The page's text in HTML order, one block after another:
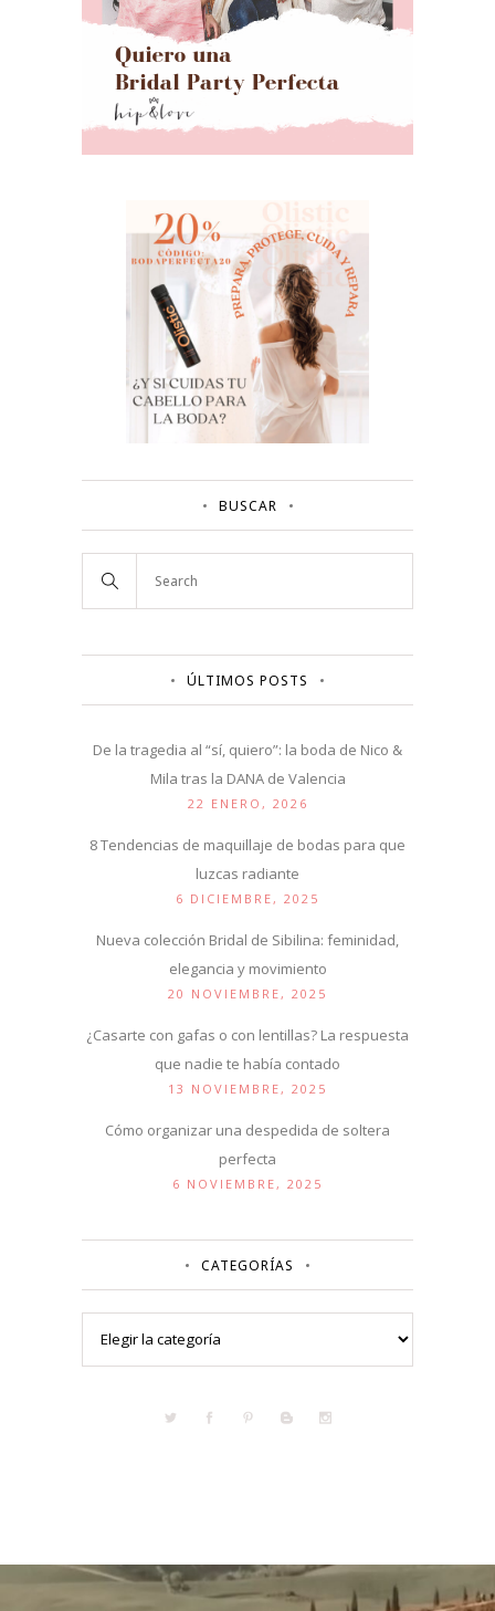
BUSCAR
ÚLTIMOS POSTS
De la tragedia al “sí, quiero”: la boda de Nico &
Mila tras la DANA de Valencia
22 ENERO, 2026
8 Tendencias de maquillaje de bodas para que
luzcas radiante
6 DICIEMBRE, 2025
Nueva colección Bridal de Sibilina: feminidad,
elegancia y movimiento
20 NOVIEMBRE, 2025
¿Casarte con gafas o con lentillas? La respuesta
que nadie te había contado
13 NOVIEMBRE, 2025
Cómo organizar una despedida de soltera
perfecta
6 NOVIEMBRE, 2025
CATEGORÍAS